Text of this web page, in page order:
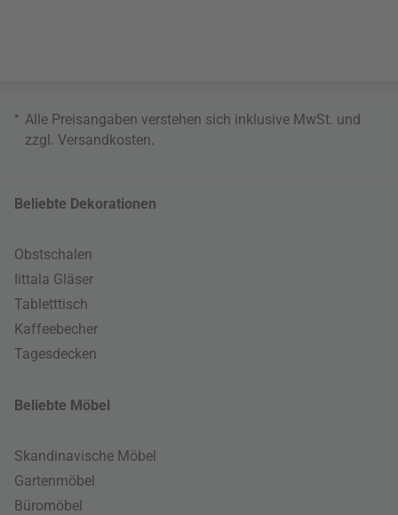
* Alle Preisangaben verstehen sich inklusive MwSt. und
zzgl. Versandkosten
Beliebte Dekorationen
Obstschalen
Iittala Gläser
Tabletttisch
Kaffeebecher
Tagesdecken
Beliebte Möbel
Skandinavische Möbel
Gartenmöbel
Büromöbel